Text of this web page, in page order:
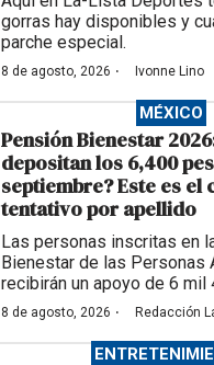
gorras hay disponibles y
parche especial.
8 de agosto, 2026 · Ivonne Lino
MÉXICO
Pensión Bienestar
depositan los 6,400
septiembre? Este es el
tentativo por apellido
Las personas inscritas en
Bienestar de las Personas
recibirán un apoyo de 6 mil
8 de agosto, 2026 · Redacción